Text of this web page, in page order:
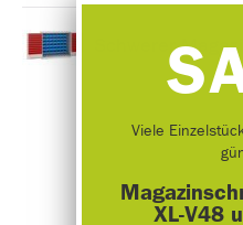
Schwerer
Viele
XL-V48